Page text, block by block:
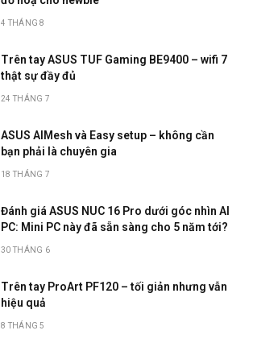
4 THÁNG 8
Trên tay ASUS TUF Gaming BE9400 – wifi 7
thật sự đầy đủ
24 THÁNG 7
ASUS AIMesh và Easy setup – không cần
bạn phải là chuyên gia
18 THÁNG 7
Đánh giá ASUS NUC 16 Pro dưới góc nhìn AI
PC: Mini PC này đã sẵn sàng cho 5 năm tới?
30 THÁNG 6
Trên tay ProArt PF120 – tối giản nhưng vẫn
hiệu quả
8 THÁNG 5